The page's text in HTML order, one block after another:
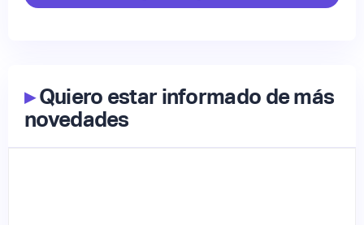
▸Quiero estar informado de más
novedades